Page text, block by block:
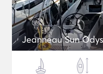
Jeanneau Sun